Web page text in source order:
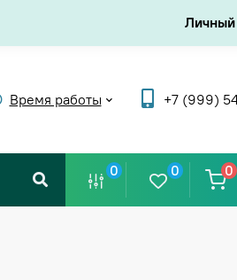
Личный
Время работы +7 (999)
0 0 0